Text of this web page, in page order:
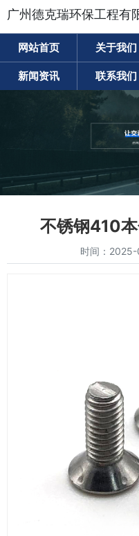
广州德克瑞环保工程有
网站首页 关于我们
新闻资讯 联系我们
不锈钢410
时间：